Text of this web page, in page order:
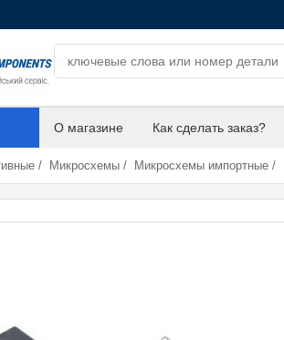
О магазине Как сделать заказ?
/ Микросхемы / Микросхемы импортные /